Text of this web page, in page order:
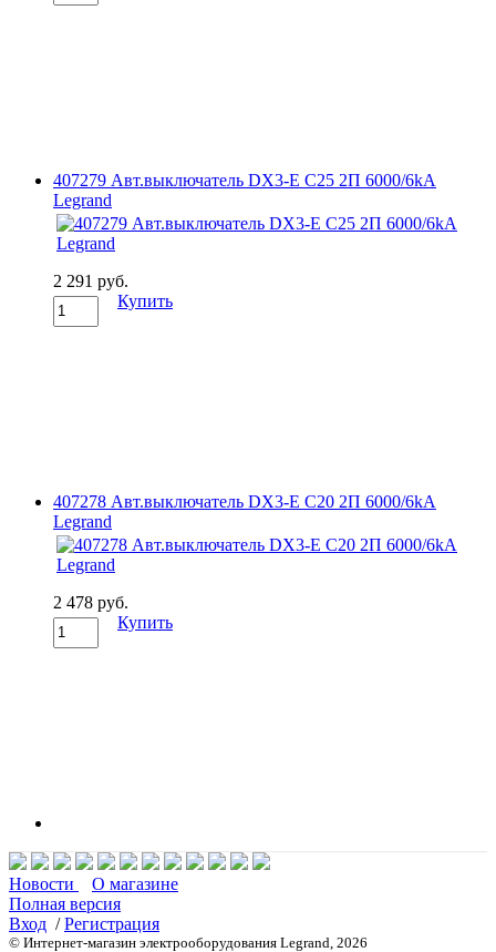
407279 Авт.выключатель DX3-E C25 2П 6000/6kA
Legrand
2 291 руб.
Купить
407278 Авт.выключатель DX3-E C20 2П 6000/6kA
Legrand
2 478 руб.
Купить
Новости
О магазине
Полная версия
Вход /Регистрация
© Интернет-магазин электрооборудования Legrand, 2026